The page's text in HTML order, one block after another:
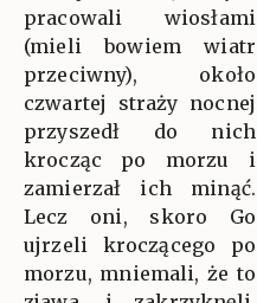
pracowali wiosłami
(mieli bowiem wiatr
przeciwny), około
czwartej straży nocnej
przyszedł do nich
krocząc po morzu i
zamierzał ich minąć.
Lecz oni, skoro Go
ujrzeli kroczącego po
morzu, mniemali, że to